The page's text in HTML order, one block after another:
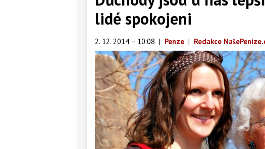
lidé spokojeni
2. 12. 2014 – 10:08 | Penze | Redakce